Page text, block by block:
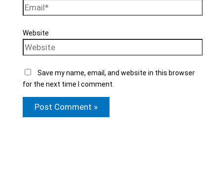
Website
Save my name, email, and website in this browser
for the next time I comment.